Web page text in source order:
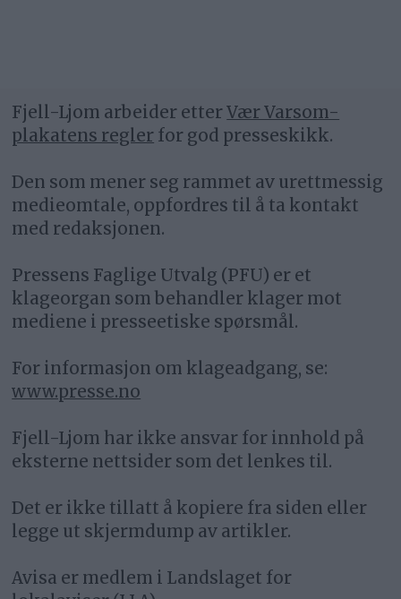
Fjell-Ljom arbeider etterVær Varsom-
plakatens regler for god presseskikk.
Den som mener seg rammet av urettmessig
medieomtale, oppfordres til å ta kontakt
med redaksjonen.
Pressens Faglige Utvalg (PFU) er et
klageorgan som behandler klager mot
mediene i presseetiske spørsmål.
For informasjon om klageadgang, se:
www.presse.no
Fjell-Ljom har ikke ansvar for innhold på
eksterne nettsider som det lenkes til.
Det er ikke tillatt å kopiere fra siden eller
legge ut skjermdump av artikler.
Avisa er medlem i Landslaget for